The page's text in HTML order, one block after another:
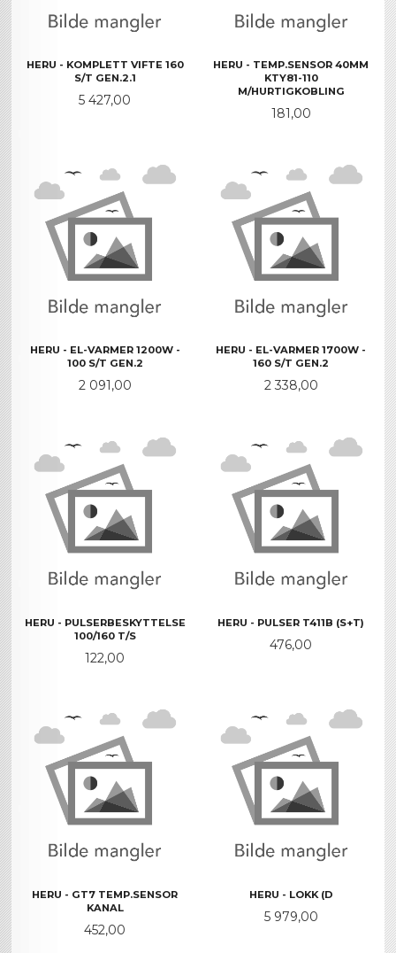
HERU - KOMPLETT VIFTE 160
S/T GEN.2.1
Pris
5 427,00
HERU - TEMP.SENSOR 40MM
KTY81-110
M/HURTIGKOBLING
Pris
181,00
HERU - EL-VARMER 1200W -
100 S/T GEN.2
Pris
2 091,00
HERU - EL-VARMER 1700W -
160 S/T GEN.2
Pris
2 338,00
HERU - PULSERBESKYTTELSE
100/160 T/S
Pris
122,00
HERU - PULSER T411B (S+T)
Pris
476,00
HERU - GT7 TEMP.SENSOR
KANAL
Pris
452,00
HERU - LOKK (D
Pris
5 979,00